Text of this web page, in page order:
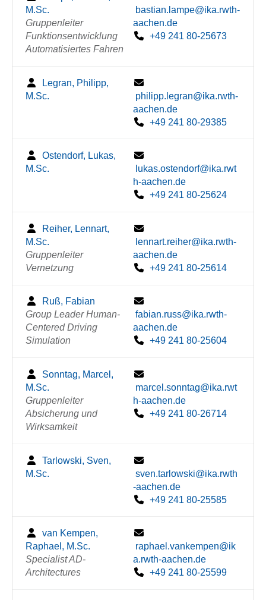
M.Sc.
Gruppenleiter
Funktionsentwicklung
Automatisiertes Fahren
bastian.lampe@ika.rwth-
aachen.de
+49 241 80-25673
Legran, Philipp,
M.Sc.
philipp.legran@ika.rwth-
aachen.de
+49 241 80-29385
Ostendorf, Lukas,
M.Sc.
lukas.ostendorf@ika.rwt
h-aachen.de
+49 241 80-25624
Reiher, Lennart,
M.Sc.
Gruppenleiter
Vernetzung
lennart.reiher@ika.rwth-
aachen.de
+49 241 80-25614
Ruß, Fabian
Group Leader Human-
Centered Driving
Simulation
fabian.russ@ika.rwth-
aachen.de
+49 241 80-25604
Sonntag, Marcel,
M.Sc.
Gruppenleiter
Absicherung und
Wirksamkeit
marcel.sonntag@ika.rwt
h-aachen.de
+49 241 80-26714
Tarlowski, Sven,
M.Sc.
sven.tarlowski@ika.rwth
-aachen.de
+49 241 80-25585
van Kempen,
Raphael, M.Sc.
Specialist AD-
Architectures
raphael.vankempen@ik
a.rwth-aachen.de
+49 241 80-25599